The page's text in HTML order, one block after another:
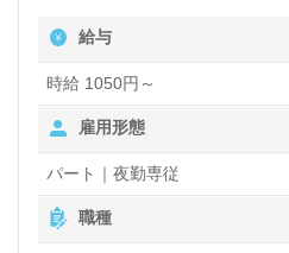
給与
時給 1050円～
雇用形態
パート｜夜勤専従
職種